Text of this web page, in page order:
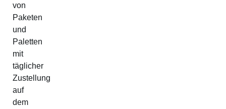
von
Paketen
und
Paletten
mit
täglicher
Zustellung
auf
dem